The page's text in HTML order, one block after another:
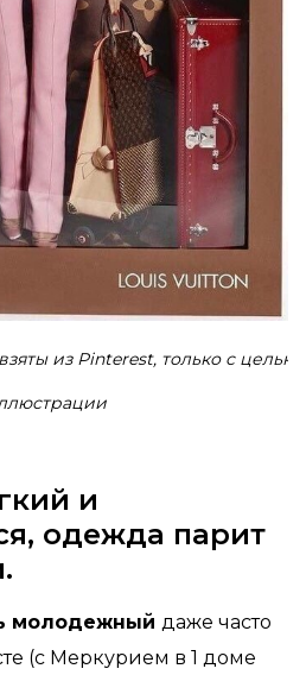
из Pinterest, только с целью
и
одежда парит
молодежный даже часто
(с Меркурием в 1 доме